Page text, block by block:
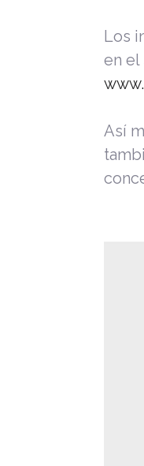
Los
en el
Así